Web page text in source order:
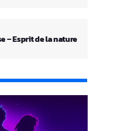
– Esprit de la nature